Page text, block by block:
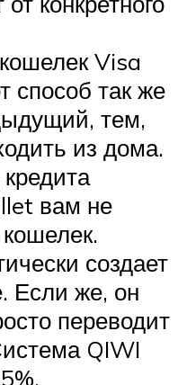
Visa
способ так же
тем,
из дома.
вам не
создает
Если же, он
переводит
QIWI